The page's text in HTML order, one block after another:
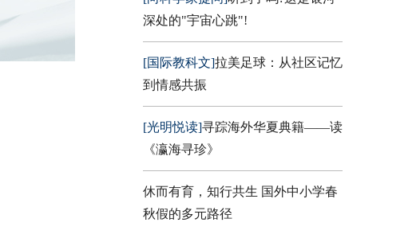
深处的"宇宙心跳"!
[国际教科文]拉美足球：从社区记忆
到情感共振
[光明悦读]寻踪海外华夏典籍——读
《瀛海寻珍》
休而有育，知行共生 国外中小学春
秋假的多元路径